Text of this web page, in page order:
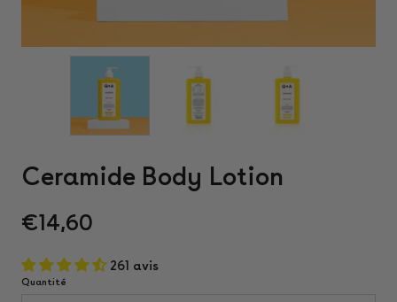
Ceramide Body Lotion
€14,60
261 avis
Quantité